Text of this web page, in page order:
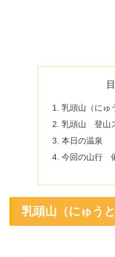
乳頭山（にゅ
乳頭山 登山
本日の温泉
今回の山行
乳頭山（にゅう